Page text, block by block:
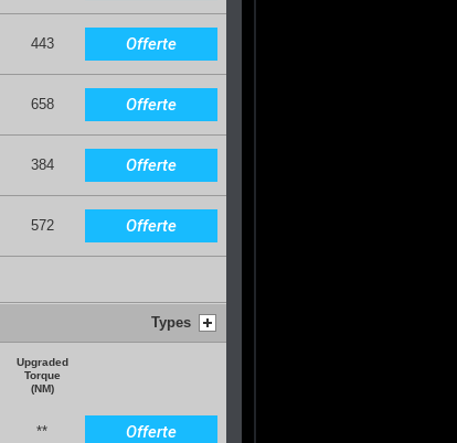
443 Offerte
658 Offerte
384 Offerte
572 Offerte
Types
Upgraded
Torque
(NM)
** Offerte